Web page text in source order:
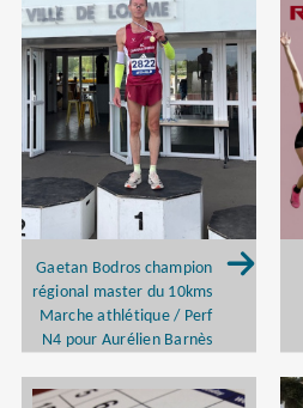
Gaetan Bodros champion
régional master du 10kms
Marche athlétique / Perf
N4 pour Aurélien Barnès